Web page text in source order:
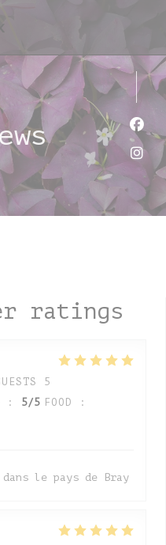
ratings
5
: 5/5 FOOD
:
dans le pays de Bray